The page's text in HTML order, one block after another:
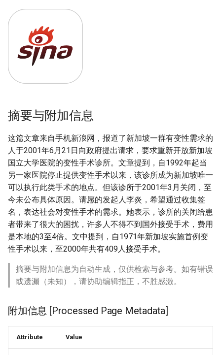
摘要与附加信息
这篇文章来自手机新浪网，报道了新加坡一群有变性需求的
人于2001年6月21日向政府提出请求，要求重新开放新加坡
国立大学医院的变性手术诊所。文章提到，自1992年起当
另一家医院停止提供变性手术以来，该诊所成为新加坡唯一
可以执行此类手术的地点。但该诊所于2001年3月关闭，至
今未公布具体原因。请愿的发起人李炎，希望通过收集签
名，表达社会对变性手术的需求。她表示，诊所的关闭给患
者带来了很大的困扰，许多人不得不到国外接受手术，费用
是本地的3至4倍。文中提到，自1971年新加坡实施首例变
性手术以来，至2000年共有409人接受手术。
摘要与附加信息为自动生成，仅供检索与参考。如有错误
或遗漏（未知），请协助编辑指正，不胜感激。
附加信息 [Processed Page Metadata]
Attribute Value